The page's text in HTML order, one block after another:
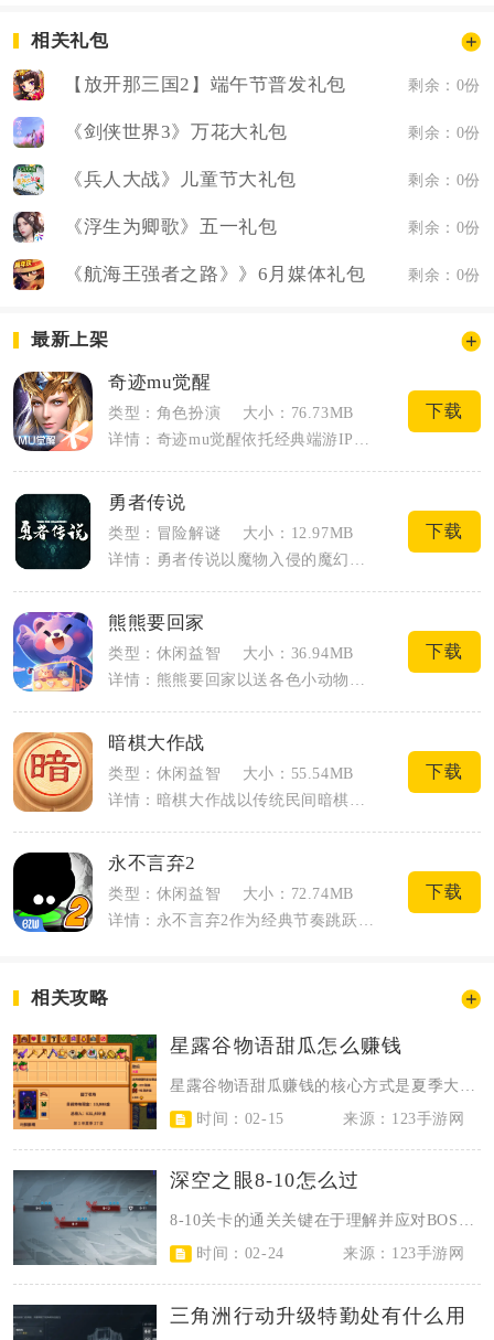
相关礼包
【放开那三国2】端午节普发礼包 剩余：0份
《剑侠世界3》万花大礼包 剩余：0份
《兵人大战》儿童节大礼包 剩余：0份
《浮生为卿歌》五一礼包 剩余：0份
《航海王强者之路》》6月媒体礼包 剩余：0份
最新上架
奇迹mu觉醒
类型：角色扮演
大小：76.73MB
下载
勇者传说
类型：冒险解谜
大小：12.97MB
下载
熊熊要回家
类型：休闲益智
大小：36.94MB
详情：熊熊要回家以送各色小动物搭乘对应颜色车辆归家为核心玩法，主打轻量休闲益智，不...
下载
暗棋大作战
类型：休闲益智
大小：55.54MB
详情：暗棋大作战以传统民间暗棋玩法为核心载体，还原4×8格小盘翻棋对战模式，所有棋...
下载
永不言弃2
类型：休闲益智
大小：72.74MB
详情：永不言弃2作为经典节奏跳跃手游正统续作，延续前作黑白水墨美术风格，以单指操作...
下载
相关攻略
星露谷物语甜瓜怎么赚钱
时间：02-15
来源：123手游网
深空之眼8-10怎么过
时间：02-24
来源：123手游网
三角洲行动升级特勤处有什么用